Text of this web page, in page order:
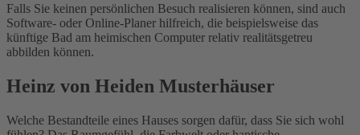
Falls Sie keinen persönlichen Besuch realisieren können, sind auch
Software- oder Online-Planer hilfreich, die beispielsweise das
künftige Bad am heimischen Computer relativ realitätsgetreu
abbilden können.
Heinz von Heiden Musterhäuser
Welche Bestandteile eines Hauses sorgen dafür, dass Sie sich wohl